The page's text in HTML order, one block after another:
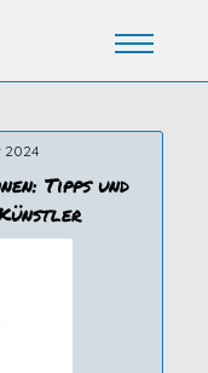
2024
Tipps und